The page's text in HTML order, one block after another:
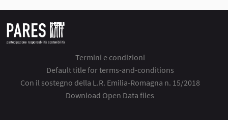
Termini e condizioni
Default title for terms-and-conditions
Con il sostegno della L.R. Emilia-Romagna n. 15/2018
Download Open Data files